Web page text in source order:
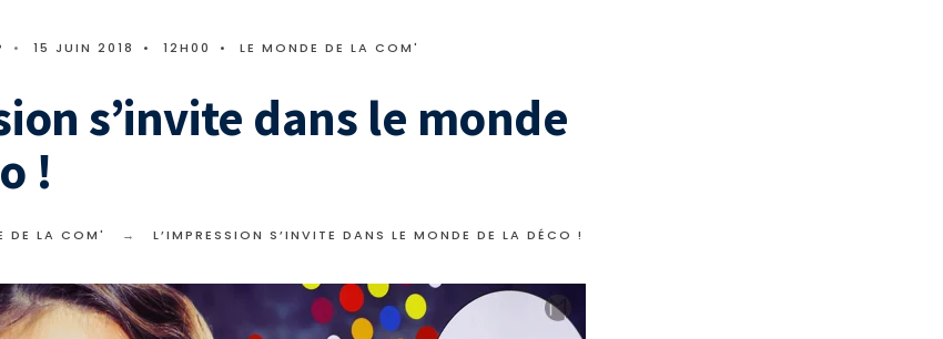
• 15 JUIN 2018 • 12H00 • LE MONDE DE LA COM'
s’invite dans le monde
!
DE LA COM' L’IMPRESSION S’INVITE DANS LE MONDE DE LA DÉCO !